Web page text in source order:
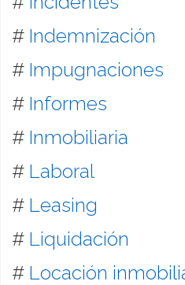
# Indemnización
# Impugnaciones
# Informes
# Inmobiliaria
# Laboral
# Leasing
# Liquidación
# Locación